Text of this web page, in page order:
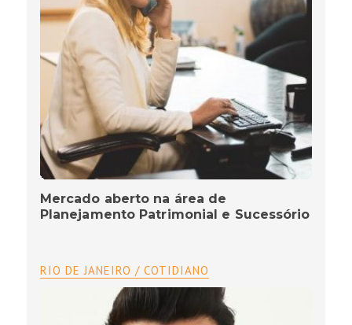
Mercado aberto na área de
Planejamento Patrimonial e Sucessório
RIO DE JANEIRO / COTIDIANO